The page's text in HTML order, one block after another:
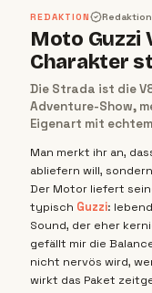
REDAKTION
Moto Guzzi
Charakter
Die Strada ist die
Adventure-Show,
Eigenart mit
Man merkt ihr an,
abliefern will,
Der Motor liefert
typisch Guzzi:
Sound, der eher
gefällt mir die
nicht nervös wird,
wirkt das Paket